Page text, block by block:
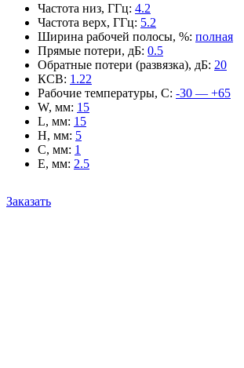
Частота низ, ГГц: 4.2
Частота верх, ГГц: 5.2
Ширина рабочей полосы, %: полная
Прямые потери, дБ: 0.5
Обратные потери (развязка), дБ: 20
КСВ: 1.22
Рабочие температуры, С: -30 — +65
W, мм: 15
L, мм: 15
H, мм: 5
C, мм: 1
E, мм: 2.5
Заказать